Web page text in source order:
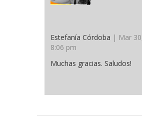
Estefanía Córdoba | Mar
8:06 pm
Muchas gracias. Saludos!